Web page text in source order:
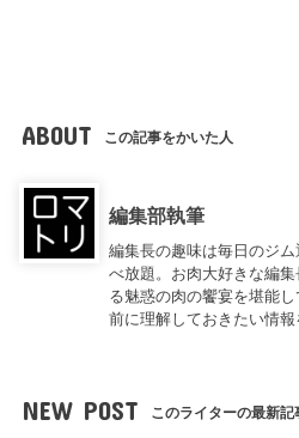
ABOUT この記事をかいた人
編集部執筆
編集長の趣味は毎日のジ
べ放題。お肉大好きな編
る魅惑の肉の饗宴を堪能
前に理解しておきたい情報
NEW POST このライターの最新記